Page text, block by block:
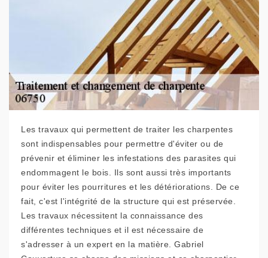
Les travaux qui permettent de traiter les charpentes
sont indispensables pour permettre d'éviter ou de
prévenir et éliminer les infestations des parasites qui
endommagent le bois. Ils sont aussi très importants
pour éviter les pourritures et les détériorations. De ce
fait, c'est l'intégrité de la structure qui est préservée.
Les travaux nécessitent la connaissance des
différentes techniques et il est nécessaire de
s'adresser à un expert en la matière. Gabriel